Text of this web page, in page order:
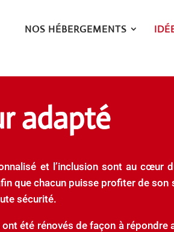
NOS HÉBERGEMENTS
adapté
et l’inclusion sont au cœur
que chacun puisse profiter de son
sécurité.
été rénovés de façon à répondre